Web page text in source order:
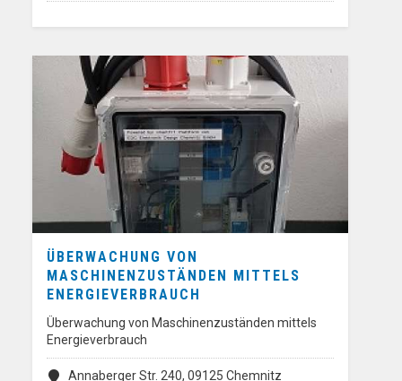
ÜBERWACHUNG VON
MASCHINENZUSTÄNDEN MITTELS
ENERGIEVERBRAUCH
Überwachung von Maschinenzuständen mittels
Energieverbrauch
Annaberger Str. 240, 09125 Chemnitz